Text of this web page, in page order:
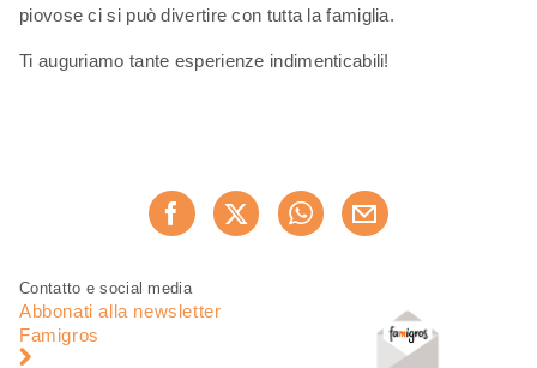
piovose ci si può divertire con tutta la famiglia.
Ti auguriamo tante esperienze indimenticabili!
Consiglia ora
Piè
pagina
Navigazione
pagina
Contatto e social media
Abbonati alla newsletter
Famigros